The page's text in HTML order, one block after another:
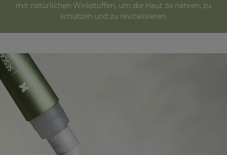
mit natürlichen Wirkstoffen, um die Haut zu nähren, zu
schützen und zu revitalisieren.